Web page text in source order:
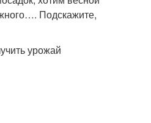
Подскажите,
урожай